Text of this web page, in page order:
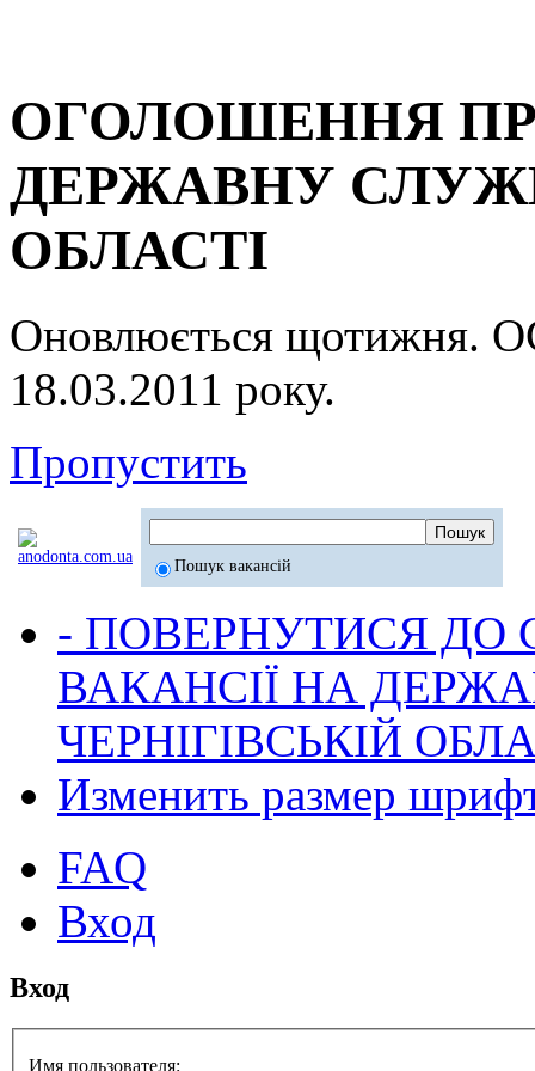
ОГОЛОШЕННЯ
ДЕРЖАВНУ
ОБЛАСТІ
Оновлюється
18.03.2011 року.
Пропустить
Пошук вакансій
- ПОВЕРНУТИСЯ ДО
ВАКАНСІЇ НА
ЧЕРНІГІВСЬКІЙ
Изменить размер
FAQ
Вход
Вход
Имя пользователя: